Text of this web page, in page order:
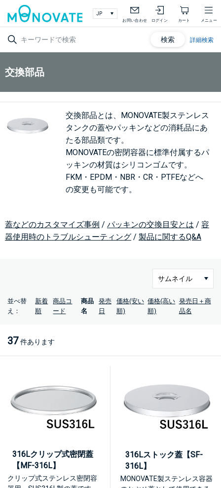
お問い合わせ ログイン カート メニュー
検索 詳細検索
交換部品
交換部品とは、MONOVATE製ステンレス
タンクの蓋やパッキンなどの消耗品にあ
たる部品類です。
MONOVATEの密閉容器に標準付属するパ
ッキンの材質はシリコンゴムです。
FKM・EPDM・NBR・CR・PTFEなどへ
の変更も可能です。
蓋などのカスタマイズ事例 / パッキンの交換目安とは / 容
器使用時のトラブルシューティング / 製品に関するQ&A
並べ替
え：
新着
順
商品コ
ード
商品
名
発売
日
価格(安い
順)
価格(高い
順)
発売日＋商
品名
37 件あります
316Lクリップ式密閉蓋
【MF-316L】
クリップ式ステンレス密閉容
316Lストック蓋【SF-
316L】
MONOVATE製ステンレス容器